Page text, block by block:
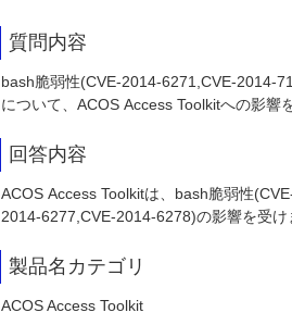
質問内容
bash脆弱性(CVE-2014-6271,CVE-2014-
について、ACOS Access Toolkitへの影響
回答内容
ACOS Access Toolkitは、bash脆弱性
2014-6277,CVE-2014-6278)の影響を受け
製品名カテゴリ
ACOS Access Toolkit